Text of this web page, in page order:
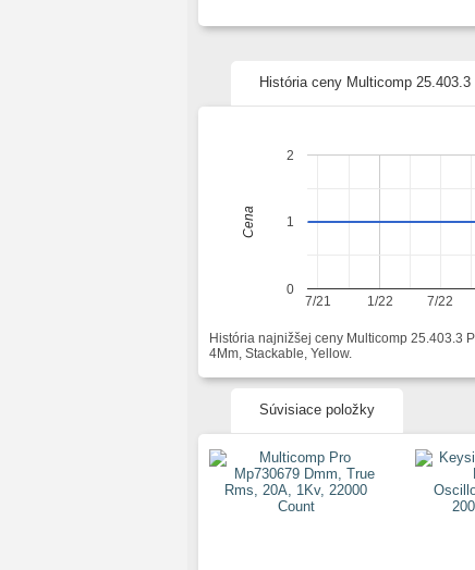
História ceny Multicomp
1/22
7/21 7/22
0
1
2
Cena
História najnižšej ceny Multicomp 25.403.3
4Mm, Stackable, Yellow.
Súvisiace položky